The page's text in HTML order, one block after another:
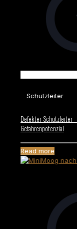
Schutzleiter
Defekter Schutzleiter
Gefahrenpotenzial
Read more